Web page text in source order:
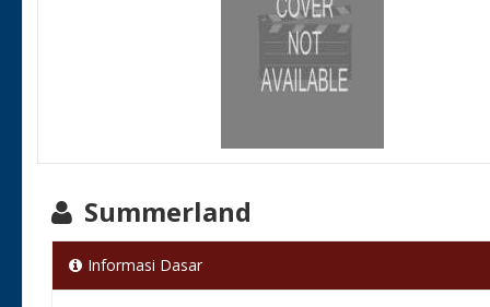
Summerland
Informasi Dasar